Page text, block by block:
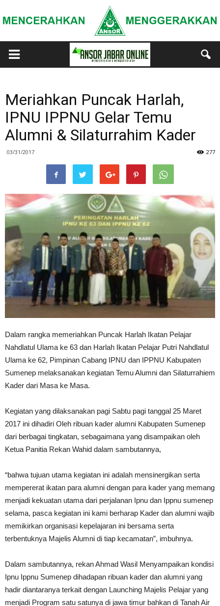
Meriahkan Puncak Harlah,
IPNU IPPNU Gelar Temu
Alumni & Silaturrahim Kader
03/31/2017 277
Dalam rangka memeriahkan Puncak Harlah Ikatan Pelajar
Nahdlatul Ulama ke 63 dan Harlah Ikatan Pelajar Putri Nahdlatul
Ulama ke 62, Pimpinan Cabang IPNU dan IPPNU Kabupaten
Sumenep melaksanakan kegiatan Temu Alumni dan Silaturrahiem
Kader dari Masa ke Masa.
Kegiatan yang dilaksanakan pagi Sabtu pagi tanggal 25 Maret
2017 ini dihadiri Oleh ribuan kader alumni Kabupaten Sumenep
dari berbagai tingkatan, sebagaimana yang disampaikan oleh
Ketua Panitia Rekan Wahid dalam sambutannya,
“bahwa tujuan utama kegiatan ini adalah mensinergikan serta
mempererat ikatan para alumni dengan para kader yang memang
menjadi kekuatan utama dari perjalanan Ipnu dan Ippnu sumenep
selama, pasca kegiatan ini kami berharap Kader dan alumni wajib
memikirkan organisasi kepelajaran ini bersama serta
terbentuknya Majelis Alumni di tiap kecamatan”, imbuhnya.
Dalam sambutannya, rekan Ahmad Wasil Menyampaikan kondisi
Ipnu Ippnu Sumenep dihadapan ribuan kader dan alumni yang
hadir diantaranya terkait dengan Launching Majelis Pelajar yang
menjadi Program satu satunya di jawa timur bahkan di Tanah Air